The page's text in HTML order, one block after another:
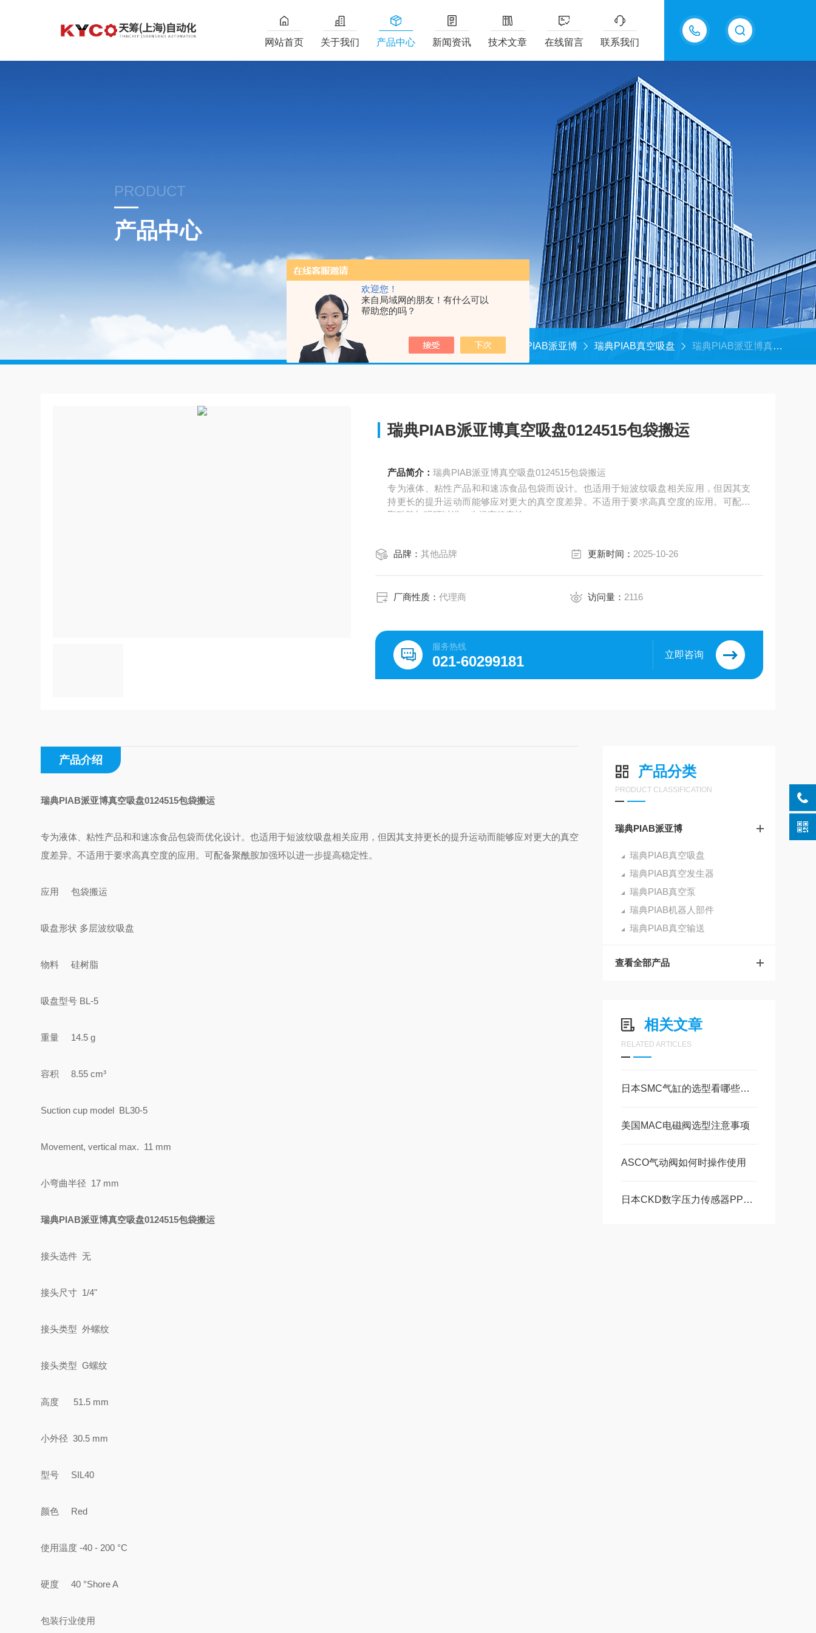
欢迎您！
来自局域网的朋友！有什么可以
帮助您的吗？
18217294416
网站首页 关于我们 产品中心 新闻资讯 技术文章 在线留言 联系我们
PRODUCT
产品中心
首页 产品中心 瑞典PIAB派亚博 瑞典PIAB真空吸盘 瑞典PIAB派亚博真空吸盘0124515包袋搬运
瑞典PIAB派亚博真空吸盘0124515包袋搬运
产品简介：瑞典PIAB派亚博真空吸盘0124515包袋搬运
专为液体、粘性产品和和速冻食品包袋而设计。也适用于短波纹吸盘相关应用，但因其支
持更长的提升运动而能够应对更大的真空度差异。不适用于要求高真空度的应用。可配备
聚酰胺加强环以进一步提高稳定性。
品牌：其他品牌 更新时间： 2025-10-26
厂商性质：代理商 访问量： 2116
服务热线
021-60299181 立即咨询
产品分类
PRODUCT CLASSIFICATION
瑞典PIAB派亚博
瑞典PIAB真空吸盘
瑞典PIAB真空发生器
瑞典PIAB真空泵
瑞典PIAB机器人部件
瑞典PIAB真空输送
查看全部产品
相关文章
RELATED ARTICLES
日本SMC气缸的选型看哪些要点
美国MAC电磁阀选型注意事项
ASCO气动阀如何时操作使用
日本CKD数字压力传感器PPX系列
产品介绍
瑞典PIAB派亚博真空吸盘0124515包袋搬运
专为液体、粘性产品和和速冻食品包袋而优化设计。也适用于短波纹吸盘相关应用，但因其支持更长的提升运动而能够应对更大的真空
度差异。不适用于要求高真空度的应用。可配备聚酰胺加强环以进一步提高稳定性。
应用 包袋搬运
吸盘形状 多层波纹吸盘
物料 硅树脂
吸盘型号 BL-5
重量 14.5 g
容积 8.55 cm³
Suction cup model BL30-5
Movement, vertical max. 11 mm
小弯曲半径 17 mm
瑞典PIAB派亚博真空吸盘0124515包袋搬运
接头选件 无
接头尺寸 1/4"
接头类型 外螺纹
接头类型 G螺纹
高度 51.5 mm
小外径 30.5 mm
型号 SIL40
颜色 Red
使用温度 -40 - 200 °C
硬度 40 °Shore A
包装行业使用